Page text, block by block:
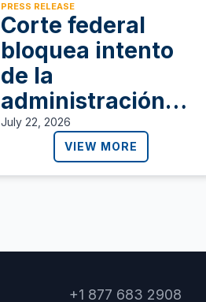
PRESS RELEASE
Corte federal
bloquea intento
de la
administración
Trump de dejar
sin permiso de
trabajo a
Sudán, y Ucrania
July 22, 2026
VIEW MORE
+1 877 683 2908